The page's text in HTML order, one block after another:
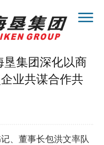
垦集团深化以商
业共谋合作共
董事长包洪文率队